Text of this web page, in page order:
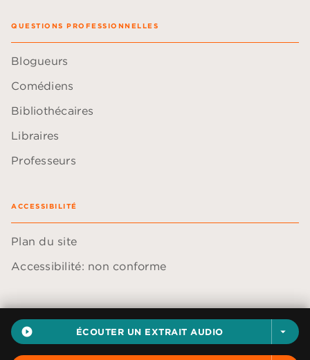
play_circle_filled ÉCOUTER UN EXTRAIT AUDIO arrow_drop_down
QUESTIONS PROFESSIONNELLES
Blogueurs
Comédiens
Bibliothécaires
Libraires
Professeurs
ACCESSIBILITÉ
Plan du site
Accessibilité: non conforme
Données personnelles